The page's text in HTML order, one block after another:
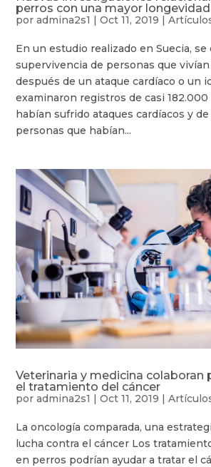
perros con una mayor longevidad
poradmina2s1 |Oct 11, 2019 |
En un estudio realizado en Suecia, se
supervivencia de personas que
después de un ataque cardíaco o un
examinaron registros de casi
habían sufrido ataques cardíacos y de
personas que habían...
Veterinaria y medicina colaboran
el tratamiento del cáncer
poradmina2s1 |Oct 11, 2019 |
La oncología comparada, una
lucha contra el cáncer Los
en perros podrían ayudar a tratar el